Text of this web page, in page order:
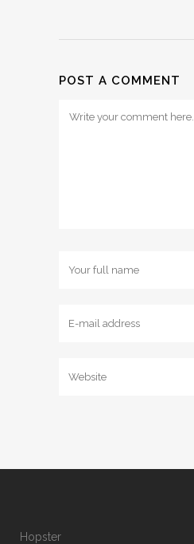
POST A COMMENT
Hopster